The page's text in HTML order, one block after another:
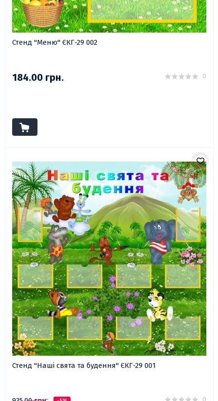
Стенд "Меню" ЄКГ-29 002
184.00 грн. 0
Стенд "Наші свята та будення" ЄКГ-29 001
0